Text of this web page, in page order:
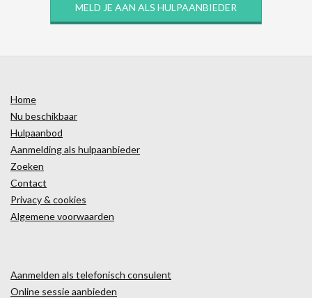
MELD JE AAN ALS HULPAANBIEDER
Home
Nu beschikbaar
Hulpaanbod
Aanmelding als hulpaanbieder
Zoeken
Contact
Privacy & cookies
Algemene voorwaarden
Aanmelden als telefonisch consulent
Online sessie aanbieden